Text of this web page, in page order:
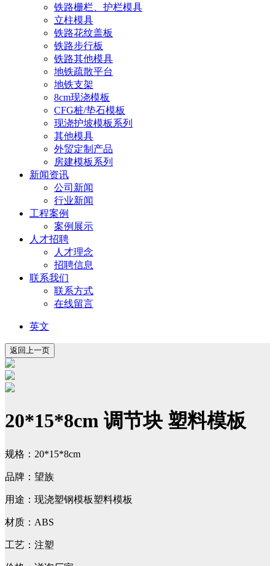
铁路栅栏、护栏模具
立柱模具
铁路花纹盖板
铁路步行板
铁路其他模具
地铁疏散平台
地铁支架
8cm现浇模板
CFG桩/垫石模板
现浇护坡模板系列
其他模具
外贸定制产品
房建模板系列
新闻资讯
公司新闻
行业新闻
工程案例
案例展示
人才招聘
人才理念
招聘信息
联系我们
联系方式
在线留言
英文
20*15*8cm 调节块 塑料模板
规格：20*15*8cm
品牌：望族
用途：现浇塑钢模板塑料模板
材质：ABS
工艺：注塑